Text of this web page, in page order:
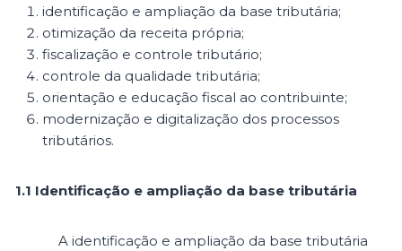
identificação e ampliação da base tributária;
otimização da receita própria;
fiscalização e controle tributário;
controle da qualidade tributária;
orientação e educação fiscal ao contribuinte;
modernização e digitalização dos processos
tributários.
1.1 Identificação e ampliação da base tributária
A identificação e ampliação da base tributária